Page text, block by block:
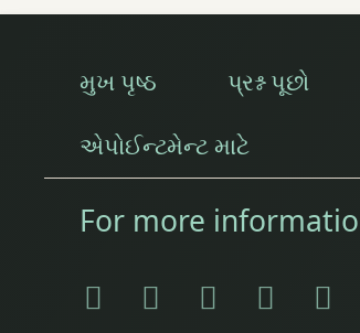
મુખ પૃષ્ઠ પ્રશ્ન પૂછો
એપોઈન્ટમેન્ટ માટે
For more
Facebook
Instagram
Telegram